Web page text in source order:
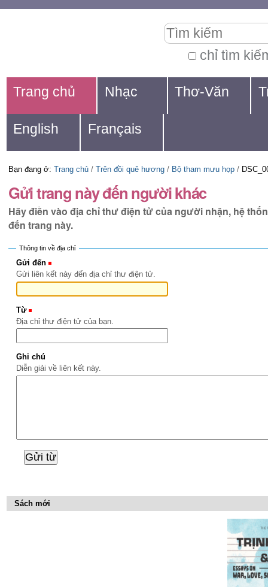
dung.
Chuyển
đến
mục
định
hướng
cá
nhân
chỉ tìm
kiếm
cao...
Navigation
Trang chủ Nhạc Thơ-Văn
English Français
Bạn đang ở: Trang chủ / Trên đồi quê hương / Bộ tham mưu họp /
Gửi trang này đến người khác
Hãy điền vào địa chỉ thư điện tử của người nhận, hệ
đến trang này.
Thông tin về địa chỉ
Gửi đến
Gửi liên kết này đến địa chỉ thư điện tử.
Từ
Địa chỉ thư điện tử của bạn.
Ghi chú
Diễn giải về liên kết này.
Sách mới